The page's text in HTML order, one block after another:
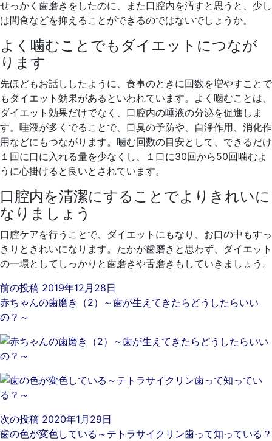
せっかく歯磨きをしたのに、また口腔内を汚すと思うと、少し
は間食などを抑えることができるのではないでしょうか。
よく噛むことでもダイエットにつなが
ります
先ほどもお話ししたように、食事のときに回数を増やすことで
もダイエット効果があるといわれています。よく噛むことは、
ダイエット効果だけでなく、口腔内の唾液の分泌を促進しま
す。唾液が多くでることで、口臭の予防や、自浄作用、消化作
用などにもつながります。噛む回数の目安として、できるだけ
１回に口に入れる量を少なくし、１口に30回から50回噛むよ
うに心掛けると良いとされています。
口腔内を清潔にすることでよりきれいに
なりましょう
口腔ケアを行うことで、ダイエットにもなり、お口の中もすっ
きりときれいになります。たかが歯磨きと思わず、ダイエット
の一環としてしっかりと歯磨きや舌磨きもしていきましょう。
前の投稿 2019年12月28日
赤ちゃんの歯磨き（2）～歯が生えてきたらどうしたらいい
の？～
次の投稿 2020年1月29日
歯の色が変色している～テトラサイクリン歯って知っている？